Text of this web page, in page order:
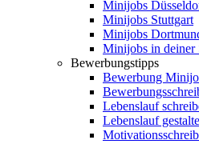
Minijobs
Minijobs Stuttgart
Minijobs
Minijobs in deiner
Bewerbungstipps
Bewerbung
Lebenslauf
Lebenslauf